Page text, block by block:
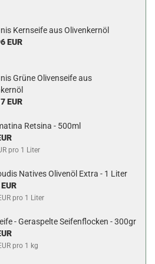
Kernseife aus Olivenkernöl
EUR
Grüne Olivenseife aus
EUR
Retsina - 500ml
pro 1 Liter
Natives Olivenöl Extra - 1 Liter
pro 1 Liter
- Geraspelte Seifenflocken - 300gr
pro 1 kg